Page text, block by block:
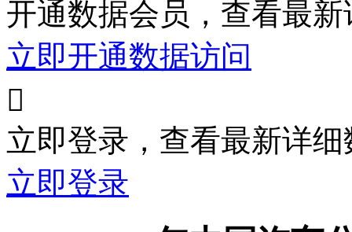
开通数据会员，查看最
立即开通数据访问

立即登录，查看最新详细
立即登录